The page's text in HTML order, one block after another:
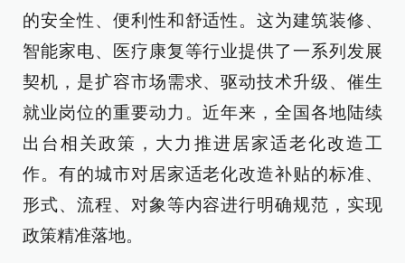
的安全性、便利性和舒适性。这为建筑装修、
智能家电、医疗康复等行业提供了一系列发展
契机，是扩容市场需求、驱动技术升级、催生
就业岗位的重要动力。近年来，全国各地陆续
出台相关政策，大力推进居家适老化改造工
作。有的城市对居家适老化改造补贴的标准、
形式、流程、对象等内容进行明确规范，实现
政策精准落地。